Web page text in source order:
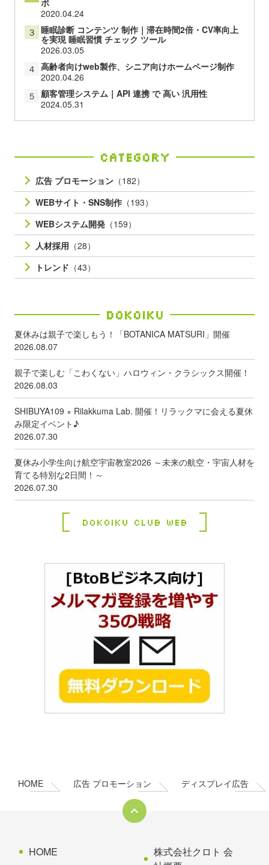
2020.04.24
３ 睡眠診断 コンテンツ 制作｜滞在時間2倍・CV率向上
を実現 睡眠習慣 チェック ツール
2026.03.05
４ 高齢者向けweb製作、シニア向けホームページ制作
2020.04.26
５ 顧客管理システム｜API 連携 で 高い 汎用性
2024.05.31
Category
広告 プロモーション （182）
WEBサイト・SNS制作 （193）
WEBシステム開発 （159）
人材採用 （28）
トレンド （43）
Dokoiku
夏休みは親子で楽しもう！「BOTANICA MATSURI」開催
2026.08.07
親子で楽しむ「こわくない」ハロウィン・クラシックス開催！
2026.08.03
SHIBUYA109 × Rilakkuma Lab. 開催！リラックマに会える夏休
み限定イベント♪
2026.07.30
夏休み小学生向け航空宇宙教室2026 ～未来の航空・宇宙人材を
育てる特別な2日間！～
2026.07.30
Dokoiku Club Web
HOME 広告 プロモーション ディスプレイ広告
HOME
株式会社クロト 会